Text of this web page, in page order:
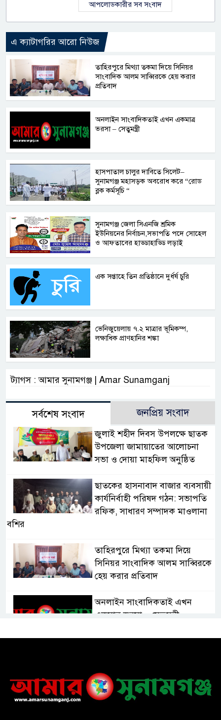
আপলোডকারীর সব সংবাদ
এ ক্যাটাগরির আরো নিউজ
তাহিরপুরে মিথ্যা তকমা দিয়ে সিনিয়র
সাংবাদিক আলম সাব্বিরকে হেয় করার
প্রতিবাদ
অনলাইন সাংবাদিকতাই এখন একমাত্র
ভরসা – সেতুমন্ত্রী
হাসপাতাল চালুর দাবিতে সিলেট–
সুনামগঞ্জ মহাসড়ক অবরোধ করে “রোড
ব্লক কর্মসূচি “
সুনামগঞ্জ জেলা সিএনজি শ্রমিক
ইউনিয়নের নির্বাচন,সভাপতি পদে সোহেল
ও আফতাবের হাড্ডাহাড্ডি লড়াই
এক সপ্তাহে তিন প্রতিষ্ঠানে দুর্ধর্ষ চুরি
ভেনিজুয়েলায় ৭.২ মাত্রার ভূমিকম্প,
লক্ষাধিক প্রাণহানির শঙ্কা
ট্যাগস : আমার সুনামগঞ্জ | Amar Sunamganj
সর্বশেষ সংবাদ জনপ্রিয় সংবাদ
জুলাই শহীদ দিবস উপলক্ষে ছাতক
উপজেলা জামায়াতের আলোচনা
সভা ও দোয়া মাহফিল অনুষ্ঠিত
ছাতকের হাসনাবাদ বাজার ব্যবসায়ী
কার্যনির্বাহী পরিষদ গঠন: সভাপতি
রফিক, সাধারণ সম্পাদক মাওলানা
বশির
তাহিরপুরে মিথ্যা তকমা দিয়ে
সিনিয়র সাংবাদিক আলম সাব্বিরকে
হেয় করার প্রতিবাদ
অনলাইন সাংবাদিকতাই এখন
একমাত্র ভরসা – সেতুমন্ত্রী
“রোড ব্লক কর্মসূচি “
তাহিরপুরে বজ্রপাতে যুবকের মৃত্যু